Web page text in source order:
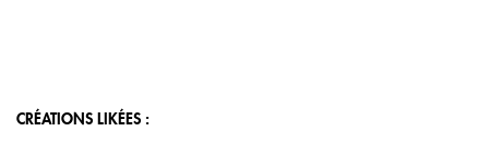
CRÉATIONS LIKÉES :